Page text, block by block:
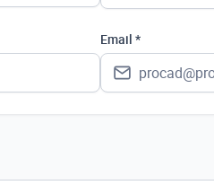
Email *
Polska
Ukraina